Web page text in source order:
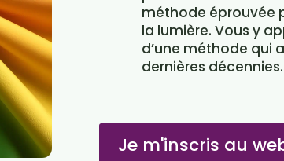
méthode éprouvée
la lumière. Vous y
d’une méthode qui
dernières décennies.
Je m'inscris au